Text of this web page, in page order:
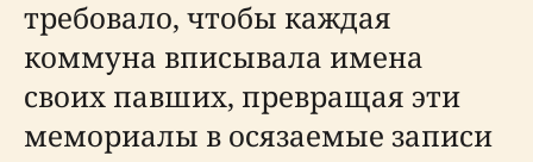
требовало, чтобы каждая
коммуна вписывала имена
своих павших, превращая эти
мемориалы в осязаемые записи